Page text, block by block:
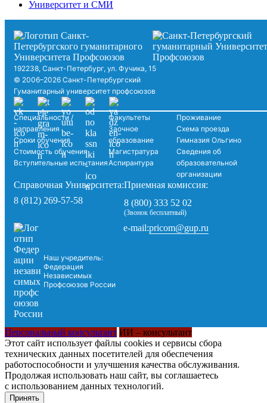
Университет и СМИ
192238, Санкт-Петербург, ул. Фучика, 15
© 2006–2026 Санкт-Петербургский
Гуманитарный университет профсоюзов
Специальности /
направления
Сроки обучения
Стоимость обучения
Вступительные испытания
Факультеты
Заочное
образование
Магистратура
Аспирантура
Проживание
Схема проезда
Гимназия Ольгино
Сведения об
образовательной
организации
Справочная Университета:
8 (812) 269-57-58
Приемная комиссия:
8 (800) 333 52 02
(Звонок бесплатный)
Наш учредитель:
Федерация
Независимых
Профсоюзов России
e-mail:pricom@gup.ru
Персональный консультант ИИ – консультант
Этот сайт использует файлы cookies и сервисы сбора
технических данных посетителей для обеспечения
работоспособности и улучшения качества обслуживания.
Продолжая использовать наш сайт, вы соглашаетесь
с использованием данных технологий.
Принять